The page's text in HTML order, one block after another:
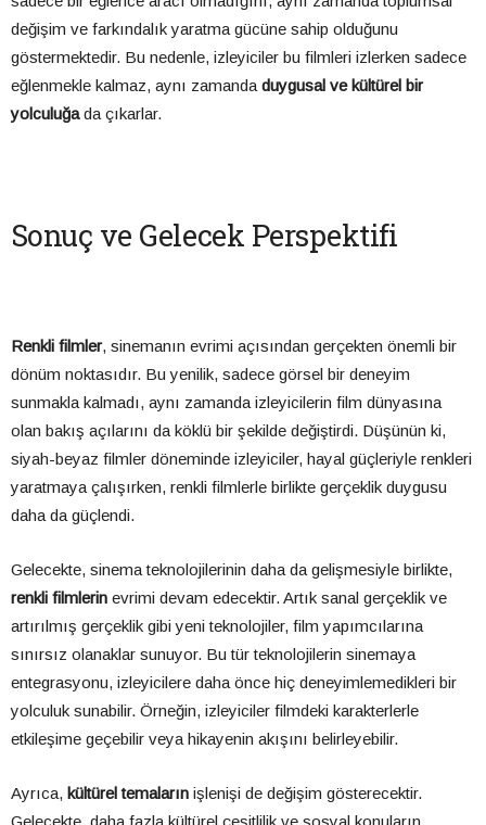
değişim ve farkındalık yaratma gücüne sahip olduğunu
göstermektedir. Bu nedenle, izleyiciler bu filmleri izlerken sadece
eğlenmekle kalmaz, aynı zamandaduygusal ve kültürel bir
yolculuğada çıkarlar.
Sonuç ve Gelecek Perspektifi
Renkli filmler, sinemanın evrimi açısından gerçekten önemli bir
dönüm noktasıdır. Bu yenilik, sadece görsel bir deneyim
sunmakla kalmadı, aynı zamanda izleyicilerin film dünyasına
olan bakış açılarını da köklü bir şekilde değiştirdi. Düşünün ki,
siyah-beyaz filmler döneminde izleyiciler, hayal güçleriyle renkleri
yaratmaya çalışırken, renkli filmlerle birlikte gerçeklik duygusu
daha da güçlendi.
Gelecekte, sinema teknolojilerinin daha da gelişmesiyle birlikte,
renkli filmlerin evrimi devam edecektir. Artık sanal gerçeklik ve
artırılmış gerçeklik gibi yeni teknolojiler, film yapımcılarına
sınırsız olanaklar sunuyor. Bu tür teknolojilerin sinemaya
entegrasyonu, izleyicilere daha önce hiç deneyimlemedikleri bir
yolculuk sunabilir. Örneğin, izleyiciler filmdeki karakterlerle
etkileşime geçebilir veya hikayenin akışını belirleyebilir.
Ayrıca, kültürel temaların işlenişi de değişim gösterecektir.